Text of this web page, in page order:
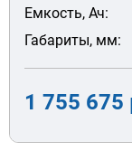
Емкость, Ач:
Габариты, мм:
1 755 675